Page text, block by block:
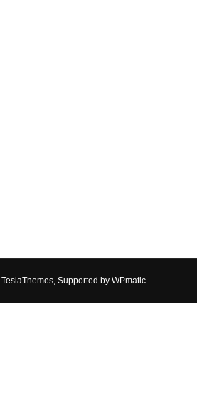
TeslaThemes, Supported by WPmatic